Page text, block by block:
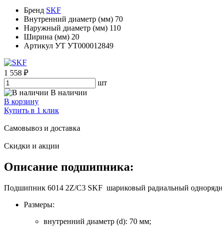
Бренд SKF
Внутренний диаметр (мм) 70
Наружный диаметр (мм) 110
Ширина (мм) 20
Артикул УТ УТ000012849
1 558 ₽
шт
В наличии
В корзину
Купить в 1 клик
Самовывоз и доставка
Скидки и акции
Описание подшипника:
Подшипник 6014 2Z/C3 SKF шариковый радиальный
Размеры:
внутренний диаметр (d): 70 мм;